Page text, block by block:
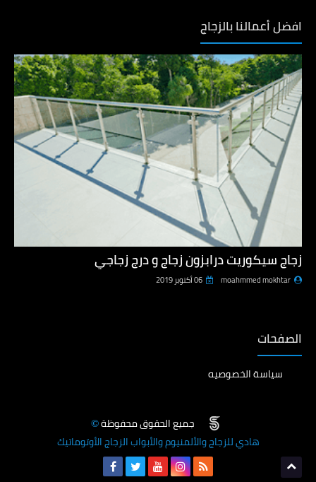
افضل أعمالنا بالزجاج
زجاج سيكوريت درابزون زجاج و درج زجاجي
moahmmed mokhtar 06 أكتوبر 2019
الصفحات
سياسة الخصوصيه
جميع الحقوق محفوظة©
هادي للزجاج والألمنيوم والأبواب الزجاج الأوتوماتيك